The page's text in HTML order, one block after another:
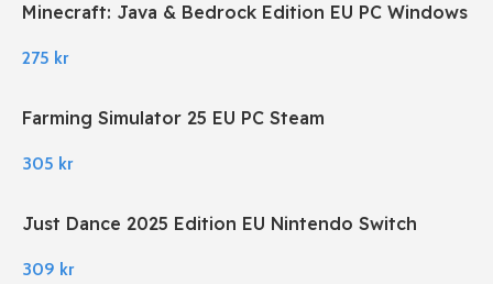
Minecraft: Java & Bedrock Edition EU PC Windows
275 kr
Farming Simulator 25 EU PC Steam
305 kr
Just Dance 2025 Edition EU Nintendo Switch
309 kr